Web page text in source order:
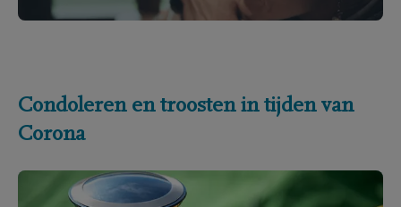
Condoleren en troosten in tijden van
Corona